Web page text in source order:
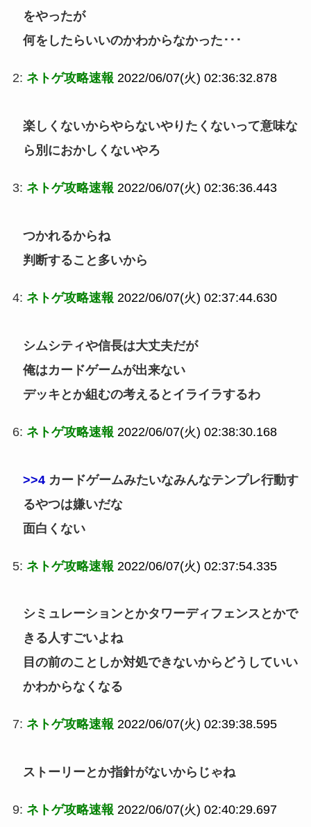
をやったが
何をしたらいいのかわからなかった･･･
2: ネトゲ攻略速報 2022/06/07(火) 02:36:32.878
楽しくないからやらないやりたくないって意味な
ら別におかしくないやろ
3: ネトゲ攻略速報 2022/06/07(火) 02:36:36.443
つかれるからね
判断すること多いから
4: ネトゲ攻略速報 2022/06/07(火) 02:37:44.630
シムシティや信長は大丈夫だが
俺はカードゲームが出来ない
デッキとか組むの考えるとイライラするわ
6: ネトゲ攻略速報 2022/06/07(火) 02:38:30.168
>>4カードゲームみたいなみんなテンプレ行動す
るやつは嫌いだな
面白くない
5: ネトゲ攻略速報 2022/06/07(火) 02:37:54.335
シミュレーションとかタワーディフェンスとかで
きる人すごいよね
目の前のことしか対処できないからどうしていい
かわからなくなる
7: ネトゲ攻略速報 2022/06/07(火) 02:39:38.595
ストーリーとか指針がないからじゃね
9: ネトゲ攻略速報 2022/06/07(火) 02:40:29.697